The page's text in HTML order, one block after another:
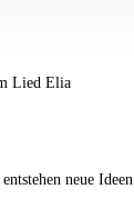
Lied Elia
neue Ideen